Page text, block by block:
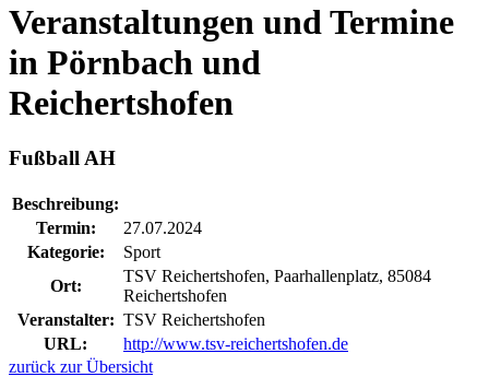
Veranstaltungen und Termine
in Pörnbach und
Reichertshofen
Fußball AH
Beschreibung:
Termin:
27.07.2024
Kategorie:
Sport
Ort:
TSV Reichertshofen, Paarhallenplatz, 85084
Reichertshofen
Veranstalter: TSV Reichertshofen
URL:
http://www.tsv-reichertshofen.de
zurück zur Übersicht